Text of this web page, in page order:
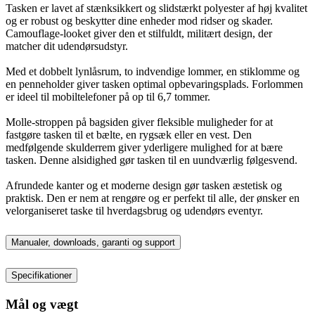
Tasken er lavet af stænksikkert og slidstærkt polyester af høj kvalitet
og er robust og beskytter dine enheder mod ridser og skader.
Camouflage-looket giver den et stilfuldt, militært design, der
matcher dit udendørsudstyr.
Med et dobbelt lynlåsrum, to indvendige lommer, en stiklomme og
en penneholder giver tasken optimal opbevaringsplads. Forlommen
er ideel til mobiltelefoner på op til 6,7 tommer.
Molle-stroppen på bagsiden giver fleksible muligheder for at
fastgøre tasken til et bælte, en rygsæk eller en vest. Den
medfølgende skulderrem giver yderligere mulighed for at bære
tasken. Denne alsidighed gør tasken til en uundværlig følgesvend.
Afrundede kanter og et moderne design gør tasken æstetisk og
praktisk. Den er nem at rengøre og er perfekt til alle, der ønsker en
velorganiseret taske til hverdagsbrug og udendørs eventyr.
Manualer, downloads, garanti og support
Specifikationer
Mål og vægt